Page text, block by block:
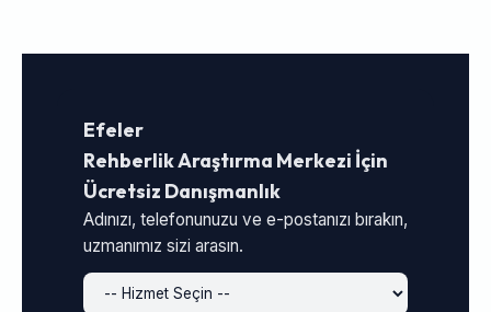
Efeler
Rehberlik Araştırma Merkezi İçin
Ücretsiz Danışmanlık
Adınızı, telefonunuzu ve e-postanızı bırakın,
uzmanımız sizi arasın.